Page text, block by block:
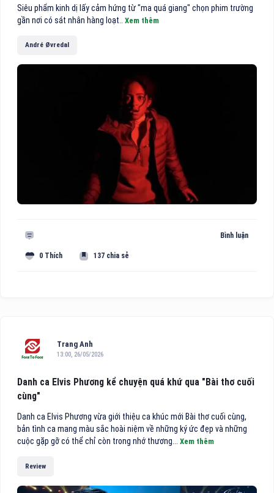
Siêu phẩm kinh dị lấy cảm hứng từ "ma quá giang" chọn phim trường
gần nơi có sát nhân hàng loạt.. Xem thêm
André Øvredal
Bình luận
0 Thích 137 chia sẻ
Trang Anh
13:00, 26/05/2026
Danh ca Elvis Phương kể chuyện quá khứ qua "Bài thơ cuối
cùng"
Danh ca Elvis Phương vừa giới thiệu ca khúc mới Bài thơ cuối cùng,
bản tình ca mang màu sắc hoài niệm về những ký ức đẹp và những
cuộc gặp gỡ có thể chỉ còn trong nhớ thương... Xem thêm
Review